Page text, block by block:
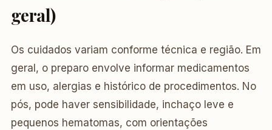
geral)
Os cuidados variam conforme técnica e região. Em
geral, o preparo envolve informar medicamentos
em uso, alergias e histórico de procedimentos. No
pós, pode haver sensibilidade, inchaço leve e
pequenos hematomas, com orientações